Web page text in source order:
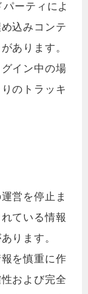
ーティによ
込みコンテ
あります。
イン中の場
のトラッキ
営を停止ま
ている情報
ります。
を慎重に作
および完全